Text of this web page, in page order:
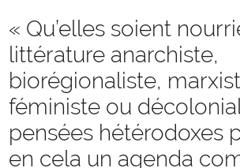
« Qu’elles soient
littérature anarchiste,
biorégionaliste,
féministe ou
pensées hétérodoxes
en cela un agenda